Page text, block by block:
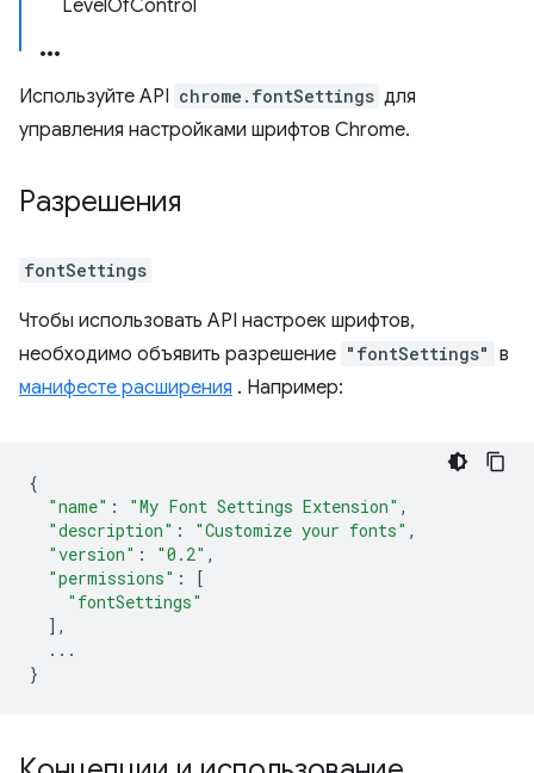
LevelOfControl
Используйте API chrome.fontSettings для
управления настройками шрифтов Chrome.
Разрешения
fontSettings
Чтобы использовать API настроек шрифтов,
необходимо объявить разрешение "fontSettings" в
манифесте расширения . Например:
{
"name" : "My Font Settings Extension" ,
"description" : "Customize your fonts" ,
"version" : "0.2" ,
"permissions" :
[
"fontSettings"
],
...
}